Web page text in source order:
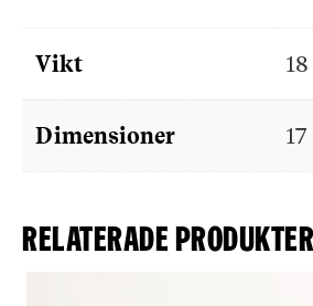
Vikt
Dimensioner
Relaterade produkter